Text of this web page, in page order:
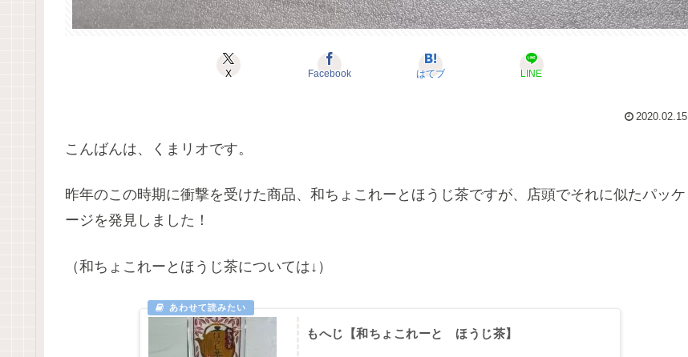
X Facebook はてブ LINE
2020.02.15
こんばんは、くまリオです。
昨年のこの時期に衝撃を受けた商品、和ちょこれーとほうじ茶ですが、店頭でそれに似たパッケ
ージを発見しました！
（和ちょこれーとほうじ茶については↓）
もへじ【和ちょこれーと ほうじ茶】